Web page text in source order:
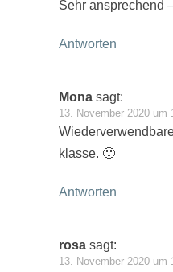
Sehr ansprechend
Antworten
Mona sagt:
13. November 2020 um
klasse. 🙂
Antworten
rosa sagt:
13. November 2020 um